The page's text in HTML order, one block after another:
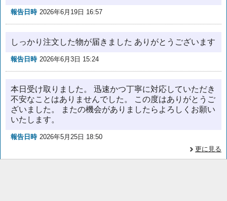
報告日時 2026年6月19日 16:57
しっかり注文した物が届きました ありがとうございます
報告日時 2026年6月3日 15:24
本日受け取りました。 迅速かつ丁寧に対応していただき
不安なことはありませんでした。 この度はありがとうご
ざいました。 またの機会がありましたらよろしくお願い
いたします。
報告日時 2026年5月25日 18:50
更に見る